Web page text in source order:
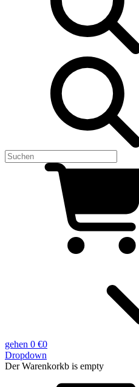
gehen 0 €0
Dropdown
Der Warenkorkb is empty